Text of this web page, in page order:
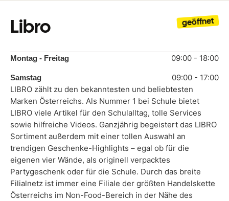
Libro geöffnet
Montag - Freitag 09:00 - 18:00
Samstag
09:00 - 17:00
LIBRO zählt zu den bekanntesten und beliebtesten
Marken Österreichs. Als Nummer 1 bei Schule bietet
LIBRO viele Artikel für den Schulalltag, tolle Services
sowie hilfreiche Videos. Ganzjährig begeistert das LIBRO
Sortiment außerdem mit einer tollen Auswahl an
trendigen Geschenke-Highlights – egal ob für die
eigenen vier Wände, als originell verpacktes
Partygeschenk oder für die Schule. Durch das breite
Filialnetz ist immer eine Filiale der größten Handelskette
Österreichs im Non-Food-Bereich in der Nähe des